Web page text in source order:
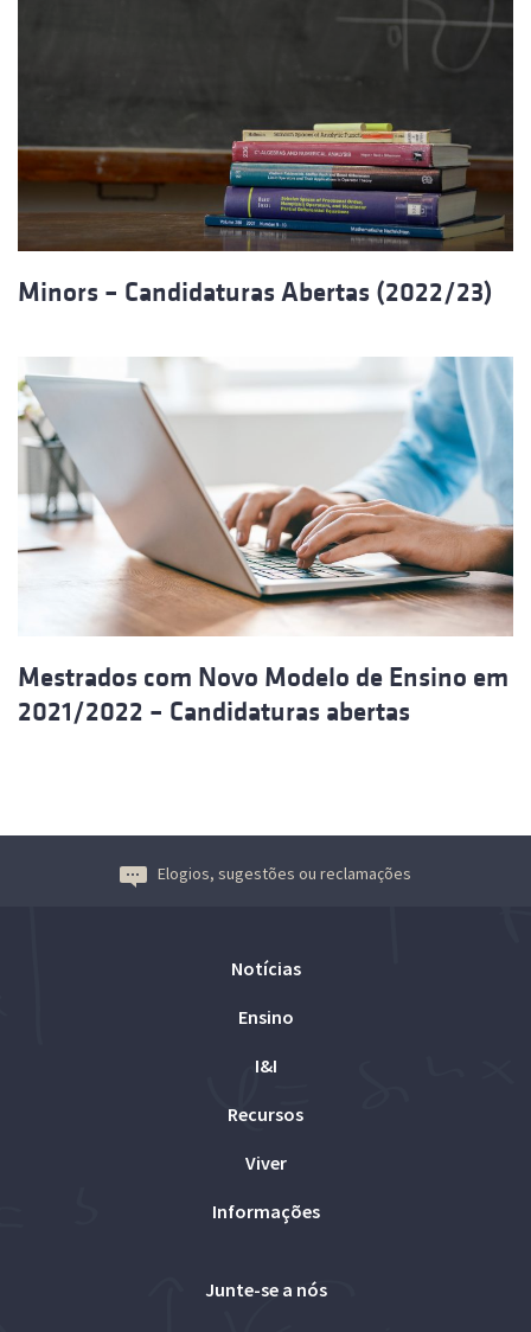
Minors – Candidaturas Abertas (2022/23)
Mestrados com Novo Modelo de Ensino em
2021/2022 – Candidaturas abertas
Elogios, sugestões ou reclamações
Notícias
Ensino
I&I
Recursos
Viver
Informações
Junte-se a nós